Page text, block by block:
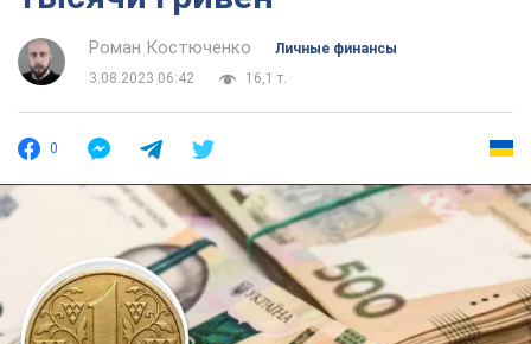
Роман Костюченко
Личные финансы
3.08.2023 06:42
16,1 т.
0